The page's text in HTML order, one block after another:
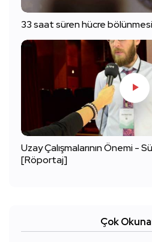
33 saat süren hücre
Uzay Çalışmalarının Önemi -
[Röportaj]
Çok